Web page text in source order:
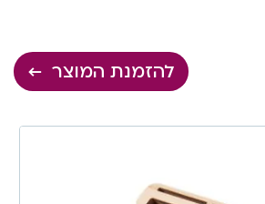
להזמנת המוצר